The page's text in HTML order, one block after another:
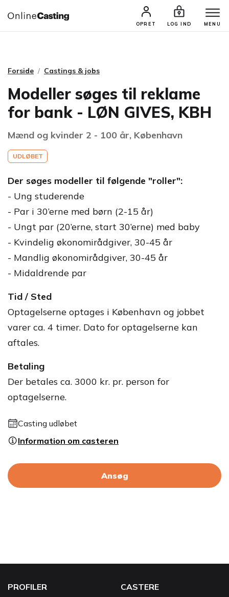
OPRET LOG IND MENU
CASTINGS & JOBS SØG PROFIL
Forside Castings & jobs
Modeller søges til reklame
for bank - LØN GIVES, KBH
Mænd og kvinder 2 - 100 år, København
UDLØBET
Der søges modeller til følgende "roller":
- Ung studerende
- Par i 30’erne med børn (2-15 år)
- Ungt par (20’erne, start 30’erne) med baby
- Kvindelig økonomirådgiver, 30-45 år
- Mandlig økonomirådgiver, 30-45 år
- Midaldrende par
Tid / Sted
Optagelserne optages i København og jobbet
varer ca. 4 timer. Dato for optagelserne kan
aftales.
Betaling
Der betales ca. 3000 kr. pr. person for
optagelserne.
Casting udløbet
Information om casteren
Ansøg
PROFILER CASTERE